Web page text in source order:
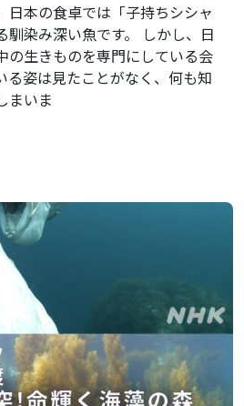
日本の食卓では「子持ちシシャ
馴染み深い魚です。 しかし、日
の生きものを専門にしている会
る姿は見たことがなく、何も知
まいま